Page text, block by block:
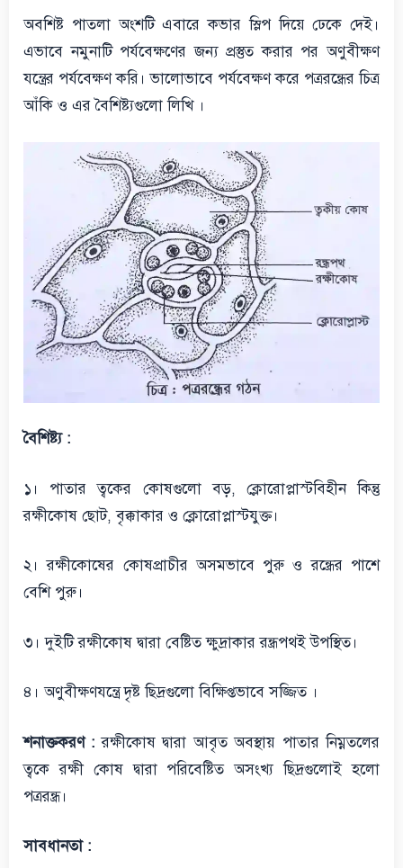
অবশিষ্ট পাতলা অংশটি এবারে কভার স্লিপ দিয়ে ঢেকে দেই।
এভাবে নমুনাটি পর্যবেক্ষণের জন্য প্রস্তুত করার পর অণুবীক্ষণ
যন্ত্রের পর্যবেক্ষণ করি। ভালোভাবে পর্যবেক্ষণ করে পত্ররন্ধ্রের চিত্র
আঁকি ও এর বৈশিষ্ট্যগুলো লিখি ।
বৈশিষ্ট্য :
১। পাতার ত্বকের কোষগুলো বড়, ক্লোরোপ্লাস্টবিহীন কিন্তু
রক্ষীকোষ ছোট, বৃক্কাকার ও ক্লোরোপ্লাস্টযুক্ত।
২। রক্ষীকোষের কোষপ্রাচীর অসমভাবে পুরু ও রন্ধ্রের পাশে
বেশি পুরু।
৩। দুইটি রক্ষীকোষ দ্বারা বেষ্টিত ক্ষুদ্রাকার রন্ধ্রপথই উপস্থিত।
৪। অণুবীক্ষণযন্ত্রে দৃষ্ট ছিদ্রগুলো বিক্ষিপ্তভাবে সজ্জিত ।
শনাক্তকরণ : রক্ষীকোষ দ্বারা আবৃত অবস্থায় পাতার নিম্নতলের
ত্বকে রক্ষী কোষ দ্বারা পরিবেষ্টিত অসংখ্য ছিদ্রগুলোই হলো
পত্ররন্ধ্র।
সাবধানতা :